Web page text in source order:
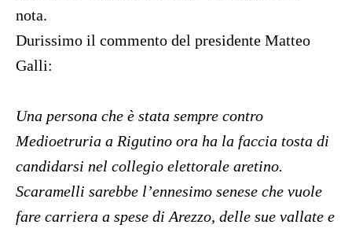
nota.
Durissimo il commento del presidente Matteo
Galli:
Una persona che è stata sempre contro
Medioetruria a Rigutino ora ha la faccia tosta di
candidarsi nel collegio elettorale aretino.
Scaramelli sarebbe l’ennesimo senese che vuole
fare carriera a spese di Arezzo, delle sue vallate e